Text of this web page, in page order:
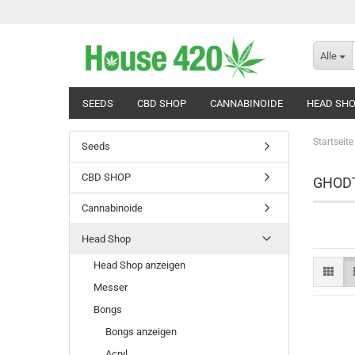
Alle
SEEDS CBD SHOP CANNABINOIDE HEAD
Startseite
Seeds
CBD SHOP
Cannabinoide
Head Shop
Head Shop anzeigen
Messer
Bongs
Bongs anzeigen